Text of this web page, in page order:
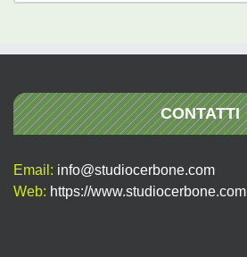
per:
CONTATTI
Email: info@studiocerbone.com
Web: https://www.studiocerbone.com